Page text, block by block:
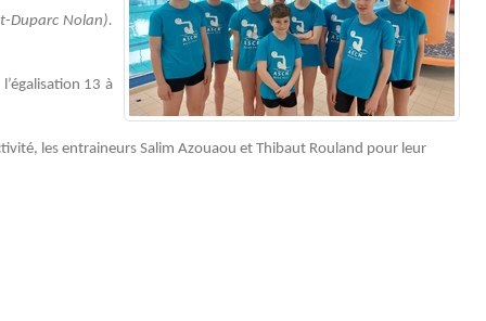
Duparc Nolan).
13 à
les entraineurs Salim Azouaou et Thibaut Rouland pour leur